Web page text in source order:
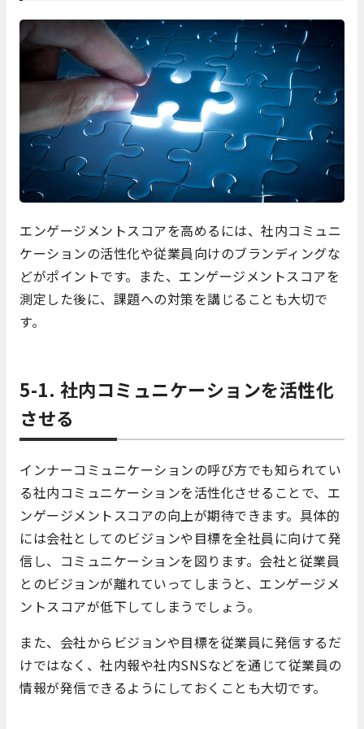
エンゲージメントスコアを高めるには、社内コミュニ
ケーションの活性化や従業員向けのブランディングな
どがポイントです。また、エンゲージメントスコアを
測定した後に、課題への対策を講じることも大切で
す。
5-1. 社内コミュニケーションを活性化
させる
インナーコミュニケーションの呼び方でも知られてい
る社内コミュニケーションを活性化させることで、エ
ンゲージメントスコアの向上が期待できます。具体的
には会社としてのビジョンや目標を全社員に向けて発
信し、コミュニケーションを図ります。会社と従業員
とのビジョンが離れていってしまうと、エンゲージメ
ントスコアが低下してしまうでしょう。
また、会社からビジョンや目標を従業員に発信するだ
けではなく、社内報や社内SNSなどを通じて従業員の
情報が発信できるようにしておくことも大切です。